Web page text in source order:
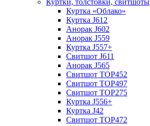
Куртки, толстовки, свитшоты
Куртка «Облако»
Куртка J612
Анорак J602
Анорак J559
Куртка J557+
Свитшот J611
Анорак J565
Свитшот TOP452
Свитшот TOP497
Свитшот TOP275
Куртка J556+
Куртка J42
Свитшот TOP472